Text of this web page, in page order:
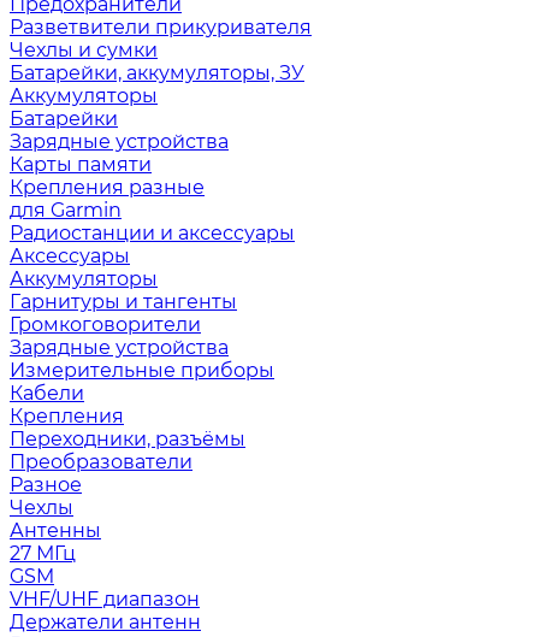
Разветвители прикуривателя
Чехлы и сумки
Батарейки, аккумуляторы, ЗУ
Аккумуляторы
Батарейки
Зарядные устройства
Карты памяти
Крепления разные
для Garmin
Радиостанции и аксессуары
Аксессуары
Аккумуляторы
Гарнитуры и тангенты
Громкоговорители
Зарядные устройства
Измерительные приборы
Кабели
Крепления
Переходники, разъёмы
Преобразователи
Разное
Чехлы
Антенны
27 МГц
GSM
VHF/UHF диапазон
Держатели антенн